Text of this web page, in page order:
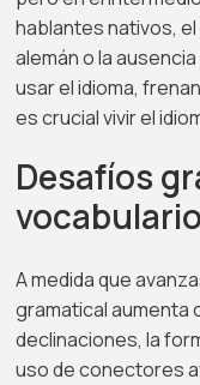
hablantes nativos,
alemán o la
usar el idioma,
es crucial vivir el
Desafíos
A medida que
gramatical aumenta
declinaciones, la
uso de conectores